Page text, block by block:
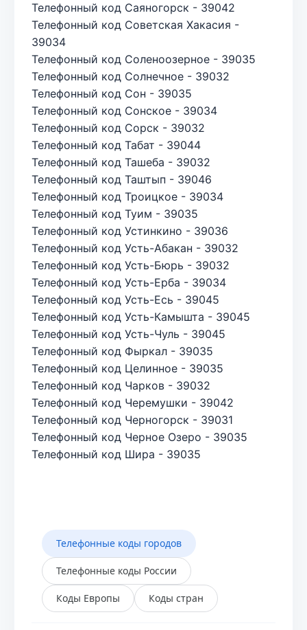
Телефонный код Саяногорск - 39042
Телефонный код Советская Хакасия -
39034
Телефонный код Соленоозерное - 39035
Телефонный код Солнечное - 39032
Телефонный код Сон - 39035
Телефонный код Сонское - 39034
Телефонный код Сорск - 39032
Телефонный код Табат - 39044
Телефонный код Ташеба - 39032
Телефонный код Таштып - 39046
Телефонный код Троицкое - 39034
Телефонный код Туим - 39035
Телефонный код Устинкино - 39036
Телефонный код Усть-Абакан - 39032
Телефонный код Усть-Бюрь - 39032
Телефонный код Усть-Ерба - 39034
Телефонный код Усть-Есь - 39045
Телефонный код Усть-Камышта - 39045
Телефонный код Усть-Чуль - 39045
Телефонный код Фыркал - 39035
Телефонный код Целинное - 39035
Телефонный код Чарков - 39032
Телефонный код Черемушки - 39042
Телефонный код Черногорск - 39031
Телефонный код Черное Озеро - 39035
Телефонный код Шира - 39035
Телефонные коды городов
Телефонные коды России
Коды Европы Коды стран